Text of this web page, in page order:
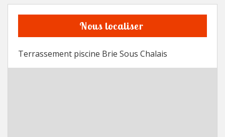
Nous localiser
Terrassement piscine Brie Sous Chalais